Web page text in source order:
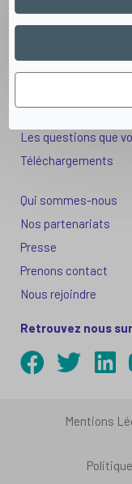
Nos solutions aux
Les questions que
Téléchargements
Qui sommes-nous
Nos partenariats
Presse
Prenons contact
Nous rejoindre
Retrouvez nous sur
Mentions